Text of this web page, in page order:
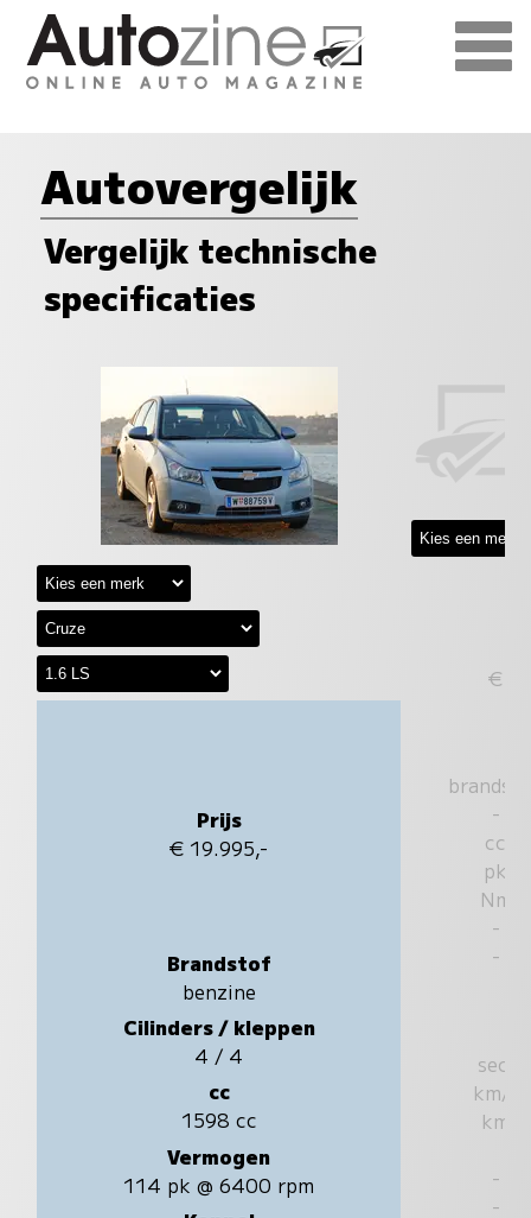
Autovergelijk
Vergelijk technische
specificaties
Prijs
€ 19.995,-
Brandstof
benzine
Cilinders / kleppen
4 / 4
cc
1598 cc
Vermogen
114 pk @ 6400 rpm
€
-
cc
pk
Nm
-
-
sec.
km/u
km
-
-